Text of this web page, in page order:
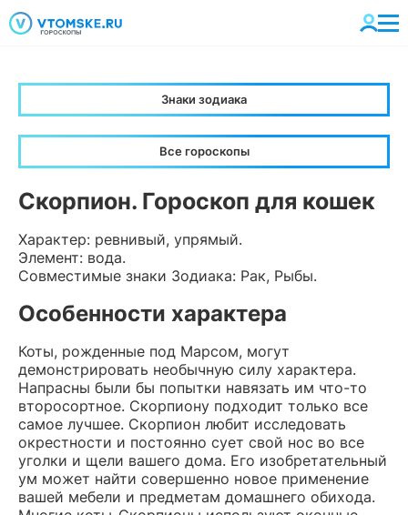
Знаки зодиака
Скорпион. Гороскоп для кошек
Характер: ревнивый, упрямый.
Элемент: вода.
Совместимые знаки Зодиака: Рак, Рыбы.
Особенности характера
Коты, рожденные под Марсом, могут
демонстрировать необычную силу характера.
Напрасны были бы попытки навязать им что-то
второсортное. Скорпиону подходит только все
самое лучшее. Скорпион любит исследовать
окрестности и постоянно сует свой нос во все
уголки и щели вашего дома. Его изобретательный
ум может найти совершенно новое применение
вашей мебели и предметам домашнего обихода.
Все гороскопы